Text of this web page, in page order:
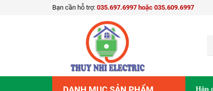
Bạn cần hỗ trợ: 035.697.6997 hoặc 035.609.6997
Hộp
Công tắc hẹn giờ điện tử kawasan TS17B
Giá bán: 360.000₫